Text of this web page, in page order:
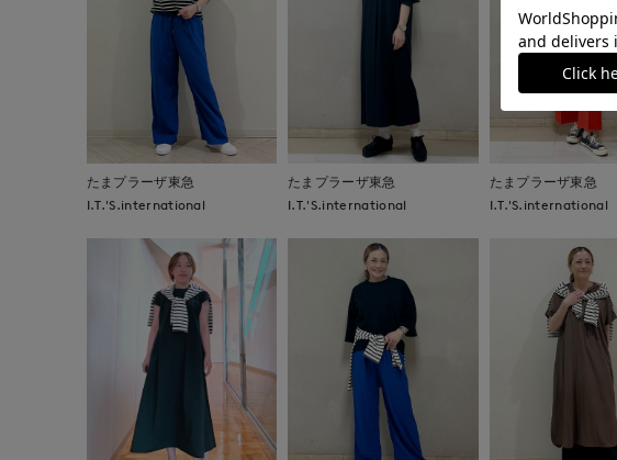
たまプラーザ東急
I.T.'S.international
たまプラーザ東急
I.T.'S.international
たまプラーザ東急
I.T.'S.international